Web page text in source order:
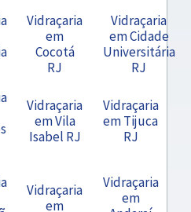
Vidraçaria
em
Cocotá
RJ
Vidraçaria
em Cidade
Universitária
RJ
Vidraçaria
em Vila
Isabel RJ
Vidraçaria
em Tijuca
RJ
Vidraçaria
em
Vidraçaria
em